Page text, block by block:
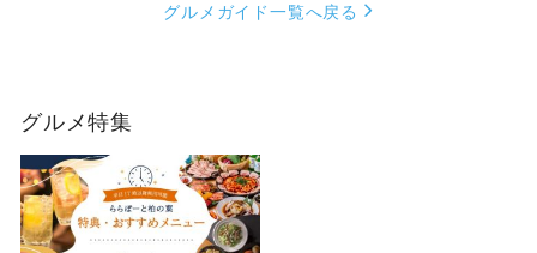
グルメガイド一覧へ戻る
グルメ特集